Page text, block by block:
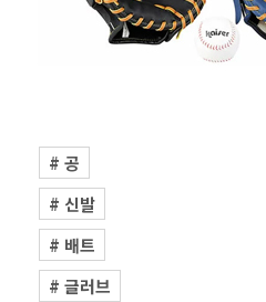
# 공
# 신발
# 배트
# 글러브